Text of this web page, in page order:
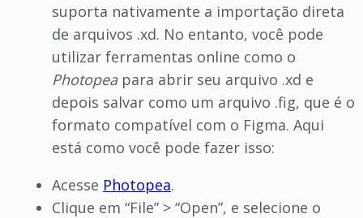
suporta nativamente a importação direta
de arquivos .xd. No entanto, você pode
utilizar ferramentas online como o
Photopeapara abrir seu arquivo .xd e
depois salvar como um arquivo .fig, que é o
formato compatível com o Figma. Aqui
está como você pode fazer isso:
Acesse Photopea.
Clique em “File” > “Open”, e selecione o